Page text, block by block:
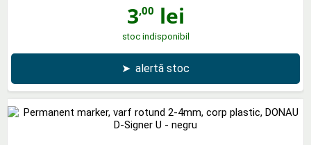
3,00 lei
stoc indisponibil
➤ alertă stoc